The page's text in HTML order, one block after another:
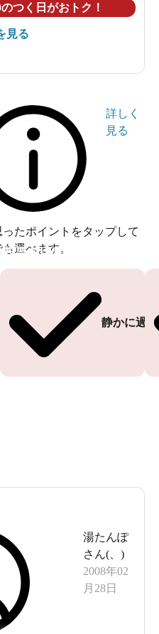
つく日がおトク！
見る
詳しく
見る
たポイントをタップして
選べます。
ある 静かに過
投票ありがとうございます
湯たんぽ
さん(
)
2008年02
月28日